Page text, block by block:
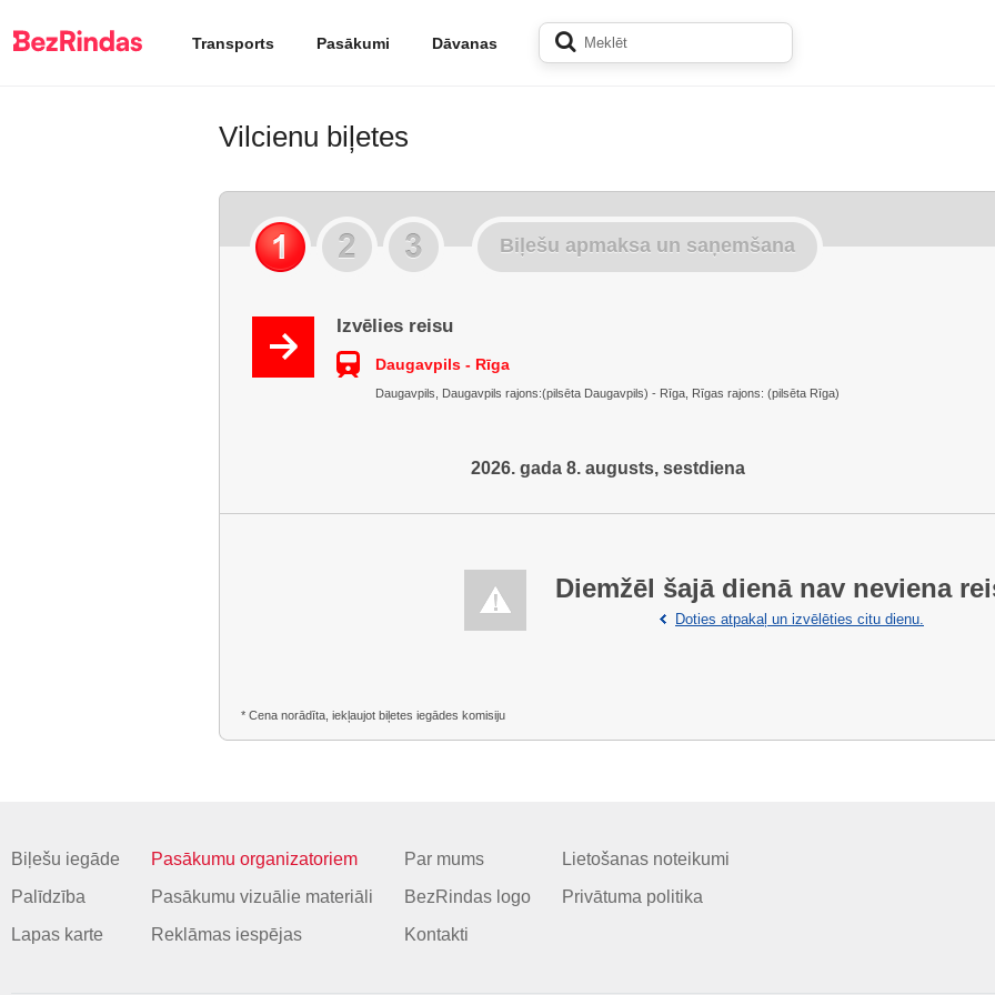
Transports Pasākumi Dāvanas
Vilcienu biļetes
Biļešu apmaksa un saņemšana
Izvēlies reisu
Daugavpils - Rīga
Daugavpils, Daugavpils rajons:(pilsēta Daugavpils) - Rīga, Rīgas rajons: (pilsēta Rīga)
2026. gada 8. augusts, sestdiena
Diemžēl šajā dienā nav neviena
Doties atpakaļ un izvēlēties citu dienu.
* Cena norādīta, iekļaujot biļetes iegādes komisiju
Biļešu iegāde
Palīdzība
Lapas karte
Pasākumu organizatoriem
Pasākumu vizuālie materiāli
Reklāmas iespējas
Par mums
BezRindas logo
Kontakti
Lietošanas noteikumi
Privātuma politika